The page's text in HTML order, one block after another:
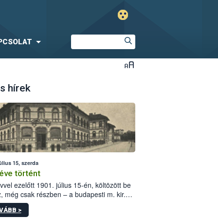
hírek
15, szerda
történt
ezelőtt 1901. július 15-én, költözött be
még csak részben – a budapesti m. kir.
állomás a Kis Rókus utca
alatti, Czigler Győző által tervezett új
>